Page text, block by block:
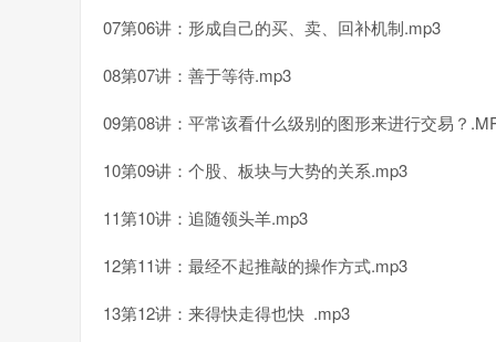
07第06讲：形成自己的买、卖、回补机制.mp3
08第07讲：善于等待.mp3
09第08讲：平常该看什么级别的图形来进行交易？
10第09讲：个股、板块与大势的关系.mp3
11第10讲：追随领头羊.mp3
12第11讲：最经不起推敲的操作方式.mp3
13第12讲：来得快走得也快 .mp3